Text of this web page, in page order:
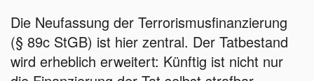
Die Neufassung der Terrorismusfinanzierung
(§ 89c StGB) ist hier zentral. Der Tatbestand
wird erheblich erweitert: Künftig ist nicht nur